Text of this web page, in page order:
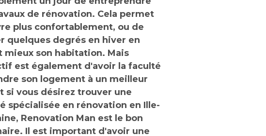
de rénovation. Cela permet
plus confortablement, ou de
quelques degrés en hiver en
mieux son habitation. Mais
est également d'avoir la faculté
son logement à un meilleur
si vous désirez trouver une
spécialisée en rénovation en Ille-
Renovation Man est le bon
Il est important d'avoir une